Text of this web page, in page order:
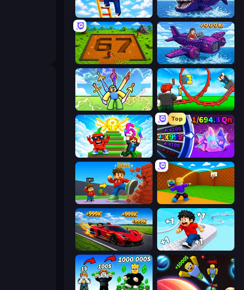
Ladder to Brainhot: Climb Obby Fish Challenge: Ride
Obby: Dig Brainrots Obby Plane Power Challenge: Fly
Obby vs Brainrot Build a Rollercoaster: Simulator
Run and Jump for Brainrot
Top
Meeland.io
Obby: +1 Click Wall Breaker Throw a Lucky Block
Speed per Click: Obby